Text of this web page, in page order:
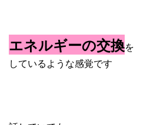
エネルギーの交換を
しているような感覚です